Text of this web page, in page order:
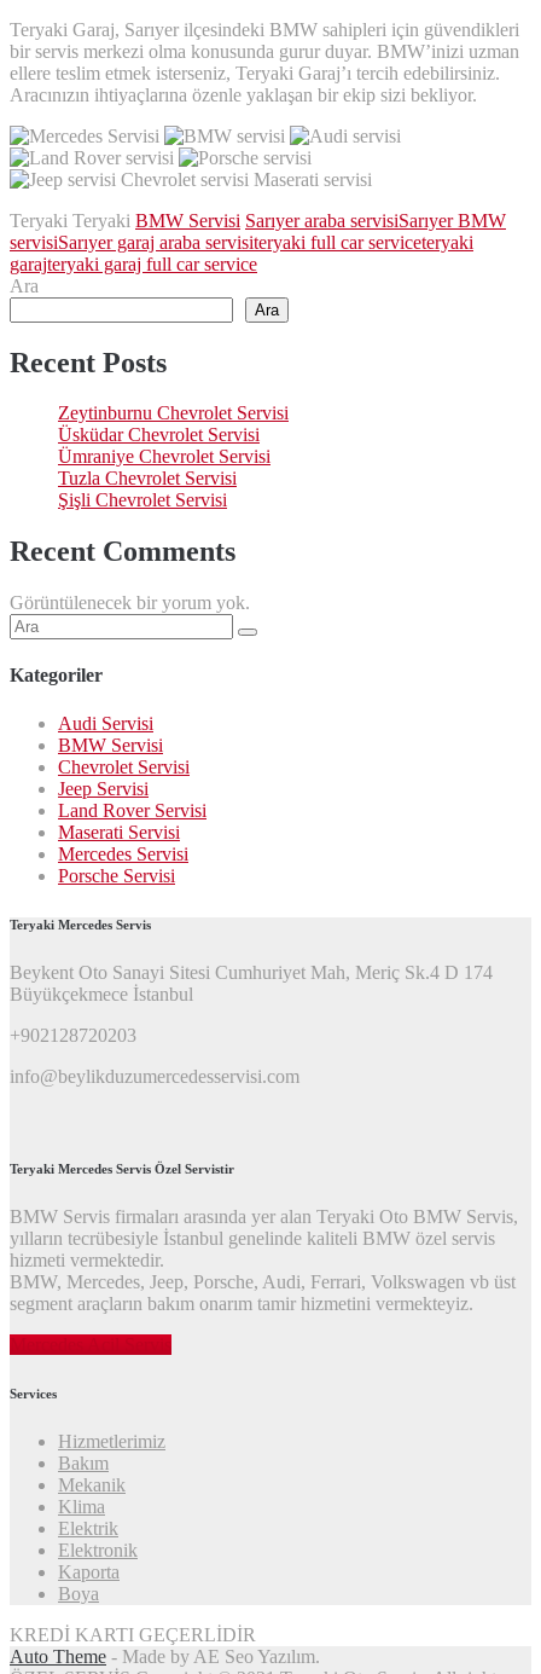
Teryaki Garaj, Sarıyer ilçesindeki BMW sahipleri için güvendikleri
bir servis merkezi olma konusunda gurur duyar. BMW’inizi uzman
ellere teslim etmek isterseniz, Teryaki Garaj’ı tercih edebilirsiniz.
Aracınızın ihtiyaçlarına özenle yaklaşan bir ekip sizi bekliyor.
Teryaki Teryaki BMW Servisi Sarıyer araba servisiSarıyer BMW
servisiSarıyer garaj araba servisiteryaki full car serviceteryaki
garajteryaki garaj full car service
Ara
Ara
Recent Posts
Zeytinburnu Chevrolet Servisi
Üsküdar Chevrolet Servisi
Ümraniye Chevrolet Servisi
Tuzla Chevrolet Servisi
Şişli Chevrolet Servisi
Recent Comments
Görüntülenecek bir yorum yok.
Şunu
ara:
Kategoriler
Audi Servisi
BMW Servisi
Chevrolet Servisi
Jeep Servisi
Land Rover Servisi
Maserati Servisi
Mercedes Servisi
Porsche Servisi
Teryaki Mercedes Servis
Beykent Oto Sanayi Sitesi Cumhuriyet Mah, Meriç Sk.4 D 174
Büyükçekmece İstanbul
+902128720203
info@beylikduzumercedesservisi.com
Teryaki Mercedes Servis Özel Servistir
BMW Servis firmaları arasında yer alan Teryaki Oto BMW Servis,
yılların tecrübesiyle İstanbul genelinde kaliteli BMW özel servis
hizmeti vermektedir.
BMW, Mercedes, Jeep, Porsche, Audi, Ferrari, Volkswagen vb üst
segment araçların bakım onarım tamir hizmetini vermekteyiz.
Services
Hizmetlerimiz
Bakım
Mekanik
Klima
Elektrik
Elektronik
Kaporta
Boya
KREDİ KARTI GEÇERLİDİR
Auto Theme - Made by AE Seo Yazılım.